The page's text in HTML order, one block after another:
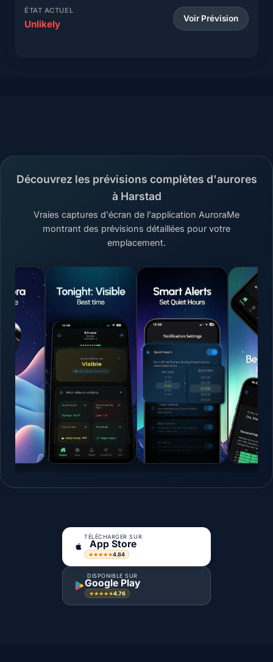
ÉTAT ACTUEL
Unlikely Voir Prévision
Découvrez les prévisions complètes d'aurores
à Harstad
Vraies captures d'écran de l'application AuroraMe
montrant des prévisions détaillées pour votre
emplacement.
TÉLÉCHARGER SUR
App Store
★★★★★4.84
DISPONIBLE SUR
Google Play
★★★★★4.76